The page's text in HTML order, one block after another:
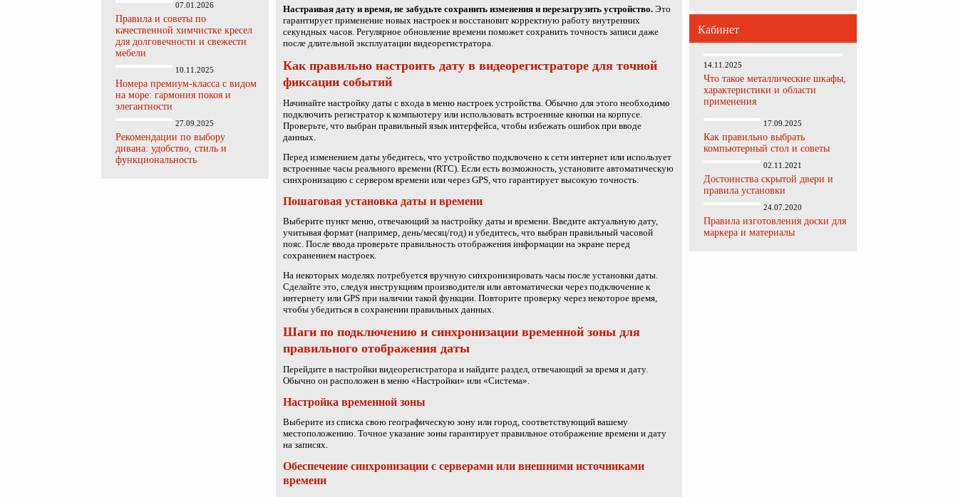
07.01.2026
Правила и советы по
качественной химчистке кресел
для долговечности и свежести
мебели
10.11.2025
Номера премиум-класса с видом
на море: гармония покоя и
элегантности
27.09.2025
Рекомендации по выбору
дивана: удобство, стиль и
функциональность
Кабинет
14.11.2025
Что такое металлические шкафы,
характеристики и области
применения
17.09.2025
Как правильно выбрать
компьютерный стол и советы
02.11.2021
Достоинства скрытой двери и
правила установки
24.07.2020
Правила изготовления доски для
маркера и материалы
Настраивая дату и время, не забудьте сохранить изменения и перезагрузить устройство. Это
гарантирует применение новых настроек и восстановит корректную работу внутренних
секундных часов. Регулярное обновление времени поможет сохранить точность записи даже
после длительной эксплуатации видеорегистратора.
Как правильно настроить дату в видеорегистраторе для точной
фиксации событий
Начинайте настройку даты с входа в меню настроек устройства. Обычно для этого необходимо
подключить регистратор к компьютеру или использовать встроенные кнопки на корпусе.
Проверьте, что выбран правильный язык интерфейса, чтобы избежать ошибок при вводе
данных.
Перед изменением даты убедитесь, что устройство подключено к сети интернет или использует
встроенные часы реального времени (RTC). Если есть возможность, установите автоматическую
синхронизацию с сервером времени или через GPS, что гарантирует высокую точность.
Пошаговая установка даты и времени
Выберите пункт меню, отвечающий за настройку даты и времени. Введите актуальную дату,
учитывая формат (например, день/месяц/год) и убедитесь, что выбран правильный часовой
пояс. После ввода проверьте правильность отображения информации на экране перед
сохранением настроек.
На некоторых моделях потребуется вручную синхронизировать часы после установки даты.
Сделайте это, следуя инструкциям производителя или автоматически через подключение к
интернету или GPS при наличии такой функции. Повторите проверку через некоторое время,
чтобы убедиться в сохранении правильных данных.
Шаги по подключению и синхронизации временной зоны для
правильного отображения даты
Перейдите в настройки видеорегистратора и найдите раздел, отвечающий за время и дату.
Обычно он расположен в меню «Настройки» или «Система».
Настройка временной зоны
Выберите из списка свою географическую зону или город, соответствующий вашему
местоположению. Точное указание зоны гарантирует правильное отображение времени и дату
на записях.
Обеспечение синхронизации с серверами или внешними источниками
времени